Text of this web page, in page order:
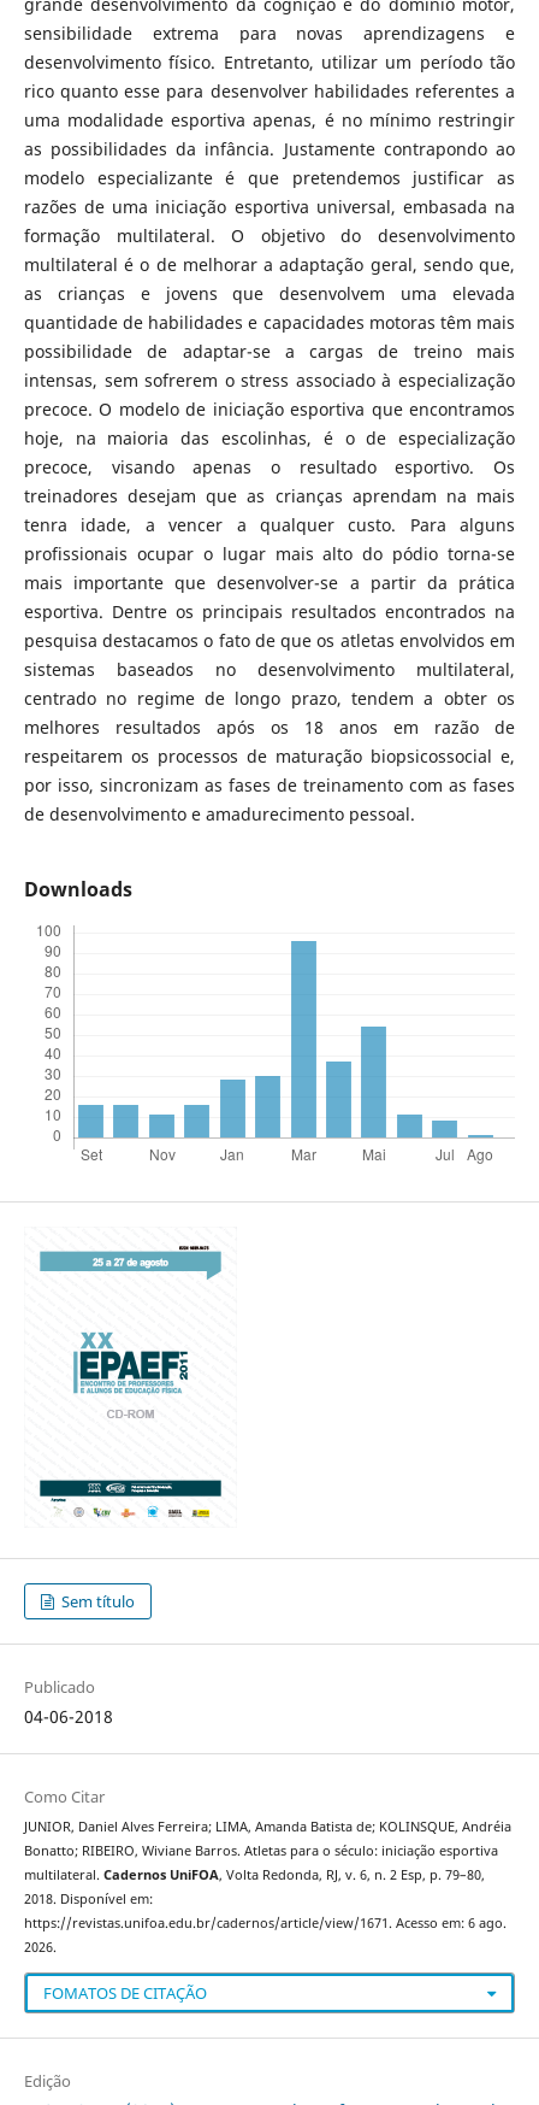
sensibilidade extrema para novas aprendizagens e
desenvolvimento físico. Entretanto, utilizar um período tão
rico quanto esse para desenvolver habilidades referentes a
uma modalidade esportiva apenas, é no mínimo restringir
as possibilidades da infância. Justamente contrapondo ao
modelo especializante é que pretendemos justificar as
razões de uma iniciação esportiva universal, embasada na
formação multilateral. O objetivo do desenvolvimento
multilateral é o de melhorar a adaptação geral, sendo que,
as crianças e jovens que desenvolvem uma elevada
quantidade de habilidades e capacidades motoras têm mais
possibilidade de adaptar-se a cargas de treino mais
intensas, sem sofrerem o stress associado à especialização
precoce. O modelo de iniciação esportiva que encontramos
hoje, na maioria das escolinhas, é o de especialização
precoce, visando apenas o resultado esportivo. Os
treinadores desejam que as crianças aprendam na mais
tenra idade, a vencer a qualquer custo. Para alguns
profissionais ocupar o lugar mais alto do pódio torna-se
mais importante que desenvolver-se a partir da prática
esportiva. Dentre os principais resultados encontrados na
pesquisa destacamos o fato de que os atletas envolvidos em
sistemas baseados no desenvolvimento multilateral,
centrado no regime de longo prazo, tendem a obter os
melhores resultados após os 18 anos em razão de
respeitarem os processos de maturação biopsicossocial e,
por isso, sincronizam as fases de treinamento com as fases
de desenvolvimento e amadurecimento pessoal.
Downloads
Sem título
Publicado
04-06-2018
Como Citar
JUNIOR, Daniel Alves Ferreira; LIMA, Amanda Batista de; KOLINSQUE, Andréia
Bonatto; RIBEIRO, Wiviane Barros. Atletas para o século: iniciação esportiva
multilateral. Cadernos UniFOA, Volta Redonda, RJ, v. 6, n. 2 Esp, p. 79–80,
2018. Disponível em:
https://revistas.unifoa.edu.br/cadernos/article/view/1671. Acesso em: 6 ago.
2026.
FOMATOS DE CITAÇÃO
Edição